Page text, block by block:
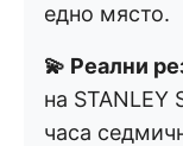
едно място.
💫 Реални
на STANLEY
часа